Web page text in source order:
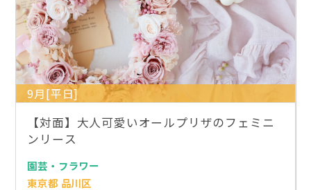
9月[平日]
【対面】大人可愛いオールプリザのフェミニ
ンリース
園芸・フラワー
東京都 品川区